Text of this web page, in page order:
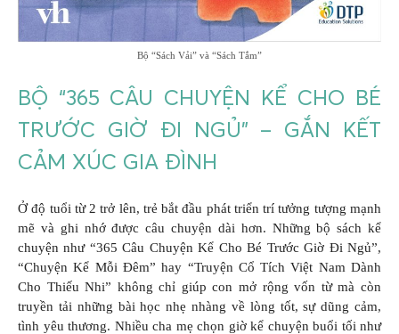
Bộ “Sách Vải” và “Sách Tắm”
BỘ “365 CÂU CHUYỆN KỂ CHO BÉ
TRƯỚC GIỜ ĐI NGỦ” – GẮN KẾT
CẢM XÚC GIA ĐÌNH
Ở độ tuổi từ 2 trở lên, trẻ bắt đầu phát triển trí tưởng tượng mạnh
mẽ và ghi nhớ được câu chuyện dài hơn. Những bộ sách kể
chuyện như “365 Câu Chuyện Kể Cho Bé Trước Giờ Đi Ngủ”,
“Chuyện Kể Mỗi Đêm” hay “Truyện Cổ Tích Việt Nam Dành
Cho Thiếu Nhi” không chỉ giúp con mở rộng vốn từ mà còn
truyền tải những bài học nhẹ nhàng về lòng tốt, sự dũng cảm,
tình yêu thương. Nhiều cha mẹ chọn giờ kể chuyện buổi tối như